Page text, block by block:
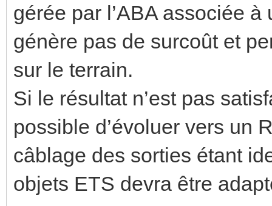
gérée par l’ABA associée
génère pas de surcoût et
sur le terrain.
Si le résultat n’est pas
possible d’évoluer vers un
câblage des sorties étant
objets ETS devra être